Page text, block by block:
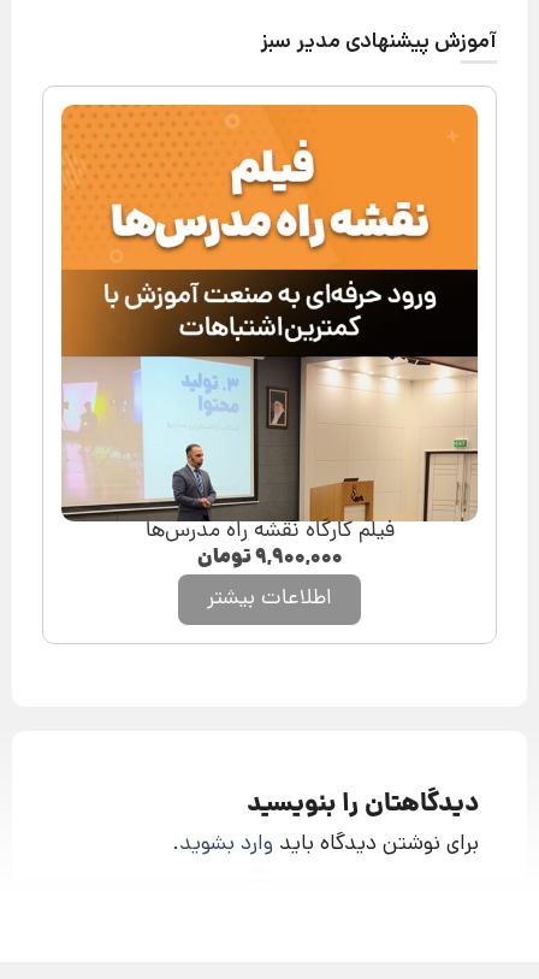
آموزش پیشنهادی مدیر سبز
فیلم کارگاه نقشه راه مدرس‌ها
۹,۹۰۰,۰۰۰تومان
اطلاعات بیشتر
دیدگاهتان را بنویسید
برای نوشتن دیدگاه باید وارد بشوید.